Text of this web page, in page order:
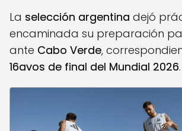
La selección argentina dejó
encaminada su preparación
ante Cabo Verde,
16avos de final del Mundial 2026.